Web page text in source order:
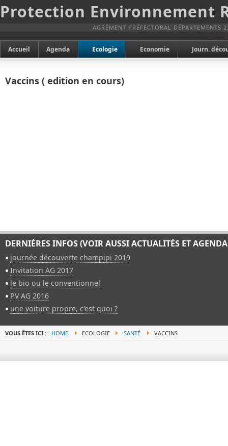
Protection Environnement
AGRÉMENT PRÉFECTORAL DÉPARTEMENTS
Accueil Agenda Ecologie Economie Journ.
Vaccins ( edition en cours)
DERNIÈRES INFOS (VOIR AUSSI ACTUALITÉS ET
journée découverte champipi 2019
Invitation AG 2017
le bio ou le conventionnel
PV AG 2016
une voiture propre, c'est quoi ?
VOUS ÊTES ICI : HOME ECOLOGIE SANTÉ VACCINS